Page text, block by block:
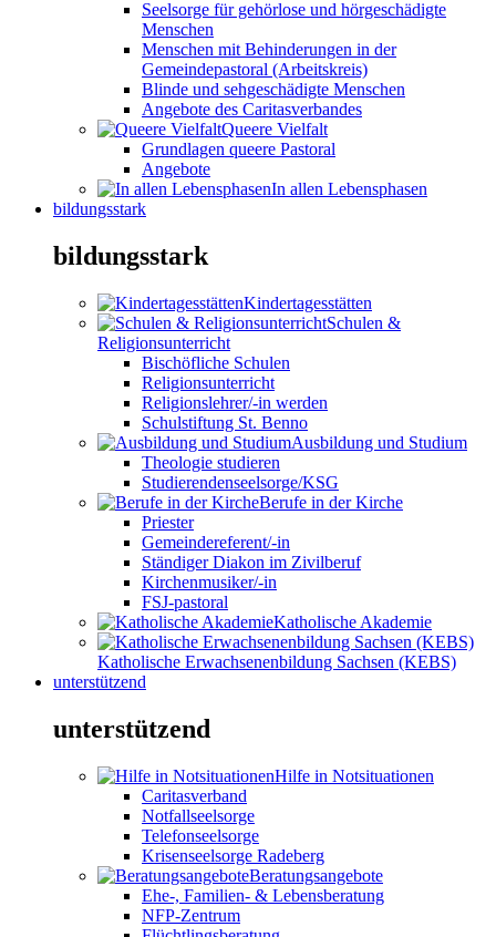
Seelsorge für gehörlose und hörgeschädigte
Menschen
Menschen mit Behinderungen in der
Gemeindepastoral (Arbeitskreis)
Blinde und sehgeschädigte Menschen
Angebote des Caritasverbandes
Queere Vielfalt
Grundlagen queere Pastoral
Angebote
In allen Lebensphasen
bildungsstark
bildungsstark
Kindertagesstätten
Schulen &
Religionsunterricht
Bischöfliche Schulen
Religionsunterricht
Religionslehrer/-in werden
Schulstiftung St. Benno
Ausbildung und Studium
Theologie studieren
Studierendenseelsorge/KSG
Berufe in der Kirche
Priester
Gemeindereferent/-in
Ständiger Diakon im Zivilberuf
Kirchenmusiker/-in
FSJ-pastoral
Katholische Akademie
Katholische Erwachsenenbildung Sachsen (KEBS)
unterstützend
unterstützend
Hilfe in Notsituationen
Caritasverband
Notfallseelsorge
Telefonseelsorge
Krisenseelsorge Radeberg
Beratungsangebote
Ehe-, Familien- & Lebensberatung
NFP-Zentrum